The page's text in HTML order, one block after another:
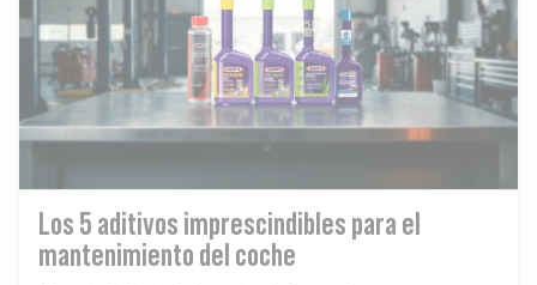
Los 5 aditivos imprescindibles para el
mantenimiento del coche